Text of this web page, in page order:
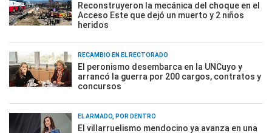
Reconstruyeron la mecánica del choque en el
Acceso Este que dejó un muerto y 2 niños
heridos
RECAMBIO EN EL RECTORADO
El peronismo desembarca en la UNCuyo y
arrancó la guerra por 200 cargos, contratos y
concursos
EL ARMADO, POR DENTRO
El villarruelismo mendocino ya avanza en una